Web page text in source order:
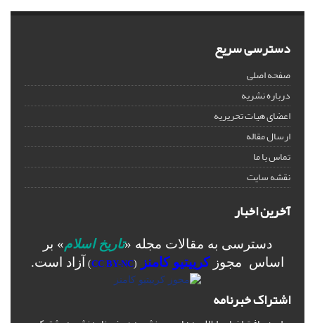
دسترسی سریع
صفحه اصلی
درباره نشریه
اعضای هیات تحریریه
ارسال مقاله
تماس با ما
نقشه سایت
آخرین اخبار
دسترسی به مقالات مجله «تاریخ اسلام» بر
اساس مجوزکرییتیو کامنز (
CC BY-NC
) آزاد است.
اشتراک خبرنامه